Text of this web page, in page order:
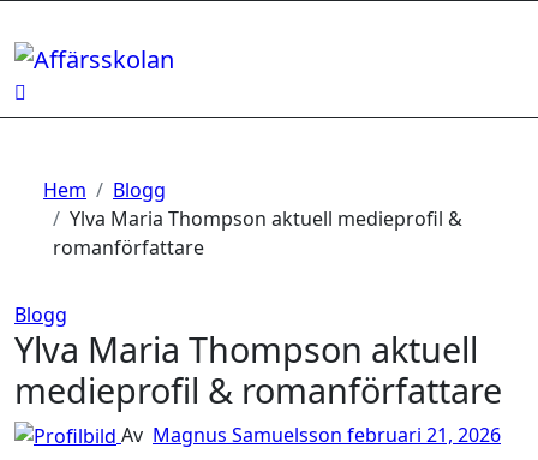
till
innehåll
Hem
Blogg
Ylva Maria Thompson aktuell medieprofil &
romanförfattare
Blogg
Ylva Maria Thompson aktuell
medieprofil & romanförfattare
Av Magnus Samuelsson februari 21, 2026